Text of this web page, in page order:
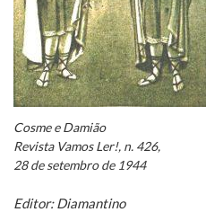
Cosme e Damião
Revista Vamos Ler!, n. 426,
28 de setembro de 1944
Editor: Diamantino